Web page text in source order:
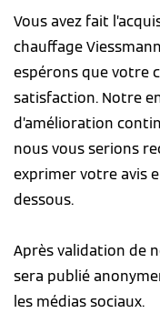
Vous avez fait
chauffage
espérons que votre
satisfaction. Notre
d’amélioration
nous vous serions
exprimer votre avis
dessous.
Après validation de
sera publié
les médias sociaux.